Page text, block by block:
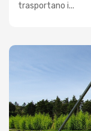
trasportano i...